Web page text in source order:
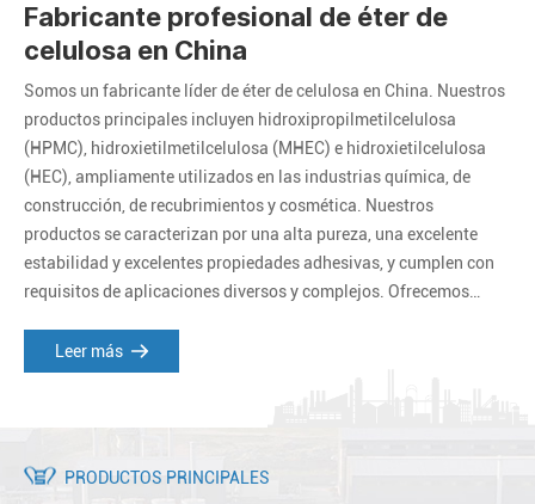
Fabricante profesional de éter de
celulosa en China
Somos un fabricante líder de éter de celulosa en China. Nuestros
productos principales incluyen hidroxipropilmetilcelulosa
(HPMC), hidroxietilmetilcelulosa (MHEC) e hidroxietilcelulosa
(HEC), ampliamente utilizados en las industrias química, de
construcción, de recubrimientos y cosmética. Nuestros
productos se caracterizan por una alta pureza, una excelente
estabilidad y excelentes propiedades adhesivas, y cumplen con
requisitos de aplicaciones diversos y complejos. Ofrecemos
necesidades específicas de nuestros clientes.
Leer más
PRODUCTOS PRINCIPALES